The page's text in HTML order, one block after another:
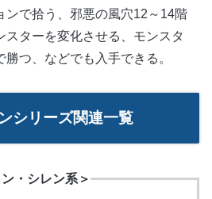
ンで拾う、邪悪の風穴12～14階
スターを変化させる、モンスタ
つ、などでも入手できる。
シリーズ関連一覧
・シレン系＞